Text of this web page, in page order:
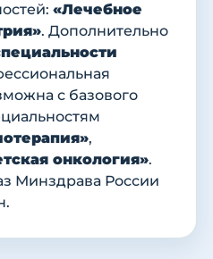
«Лечебное
. Дополнительно
с базового
,
онкология».
Минздрава России